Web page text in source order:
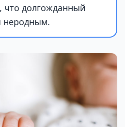
что долгожданный
неродным.